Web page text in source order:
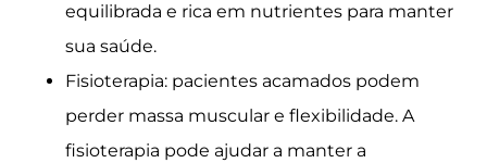
equilibrada e rica em nutrientes para manter
sua saúde.
Fisioterapia: pacientes acamados podem
perder massa muscular e flexibilidade. A
fisioterapia pode ajudar a manter a